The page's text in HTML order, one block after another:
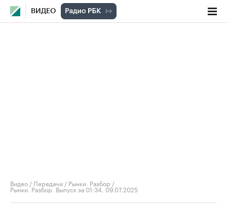
ВИДЕО
Видео / Передачи / Рынки. Разбор /
Рынки. Разбор. Выпуск за 01:34, 09.07.2025